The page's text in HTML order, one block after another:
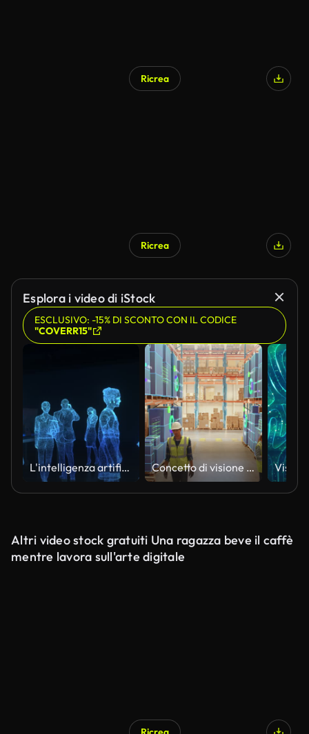
Ricrea
Ricrea
Esplora i video di iStock
ESCLUSIVO: -15% DI SCONTO CON IL CODICE
"COVERR15"
L'intelligenza artificiale comunica con le persone attraverso i server di rete Concetto di visione robotica in un magazzino: lavoratori che gestiscono l'inventario nel centro logistico. I dati olografici si sovrappongono alle scatole e forniscono approfondimenti, l'intelligenza artificiale ottimizza la produttività in un ambiente hi
Altri video stock gratuiti Una ragazza beve il caffè
mentre lavora sull'arte digitale